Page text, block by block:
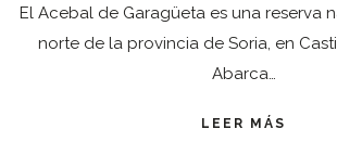
El Acebal de Garagüeta es una reserva
norte de la provincia de Soria, en
Abarca…
LEER MÁS